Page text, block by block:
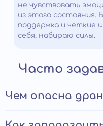
не чувствовать
из этого состояния.
поддержка и четкие
себя, набираю силы.
Часто
Чем опасна
Дранкорексия, прежде